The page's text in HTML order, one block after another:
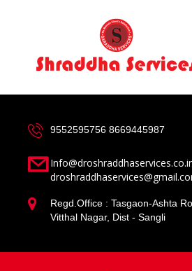
9552595756 8669445987
Regd.Office : Tasgaon-Ashta
Vitthal Nagar, Dist - Sangli